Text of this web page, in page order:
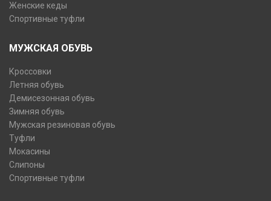
Женские кеды
Спортивные туфли
МУЖСКАЯ ОБУВЬ
Кроссовки
Летняя обувь
Демисезонная обувь
Зимняя обувь
Мужская резиновая обувь
Туфли
Мокасины
Слипоны
Спортивные туфли